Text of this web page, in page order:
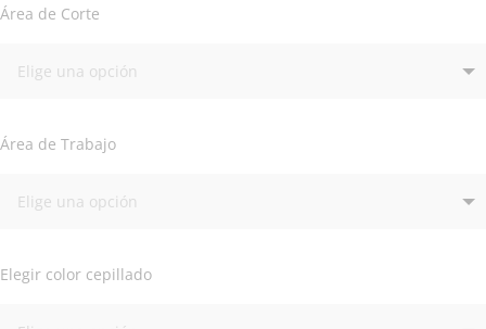
Área de Corte
Área de Trabajo
Elegir color cepillado